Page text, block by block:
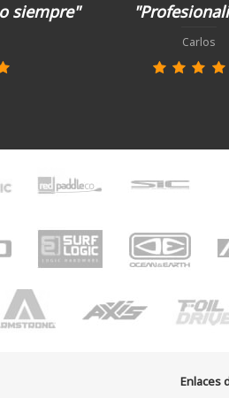
siempre"
Carlos
Enlaces